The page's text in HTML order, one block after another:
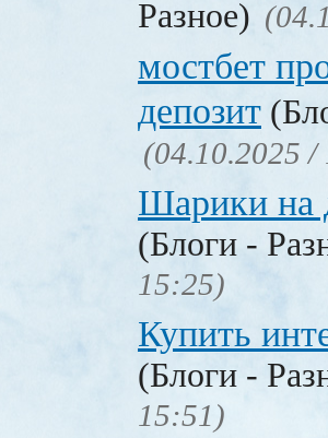
Разное)
мостбет
депозит
(04.10.2025 /
Шарики на
(Блоги -
15:25)
Купить
(Блоги -
15:51)